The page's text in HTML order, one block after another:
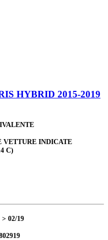
HYBRID 2015-2019
VETTURE INDICATE
C)
02/19